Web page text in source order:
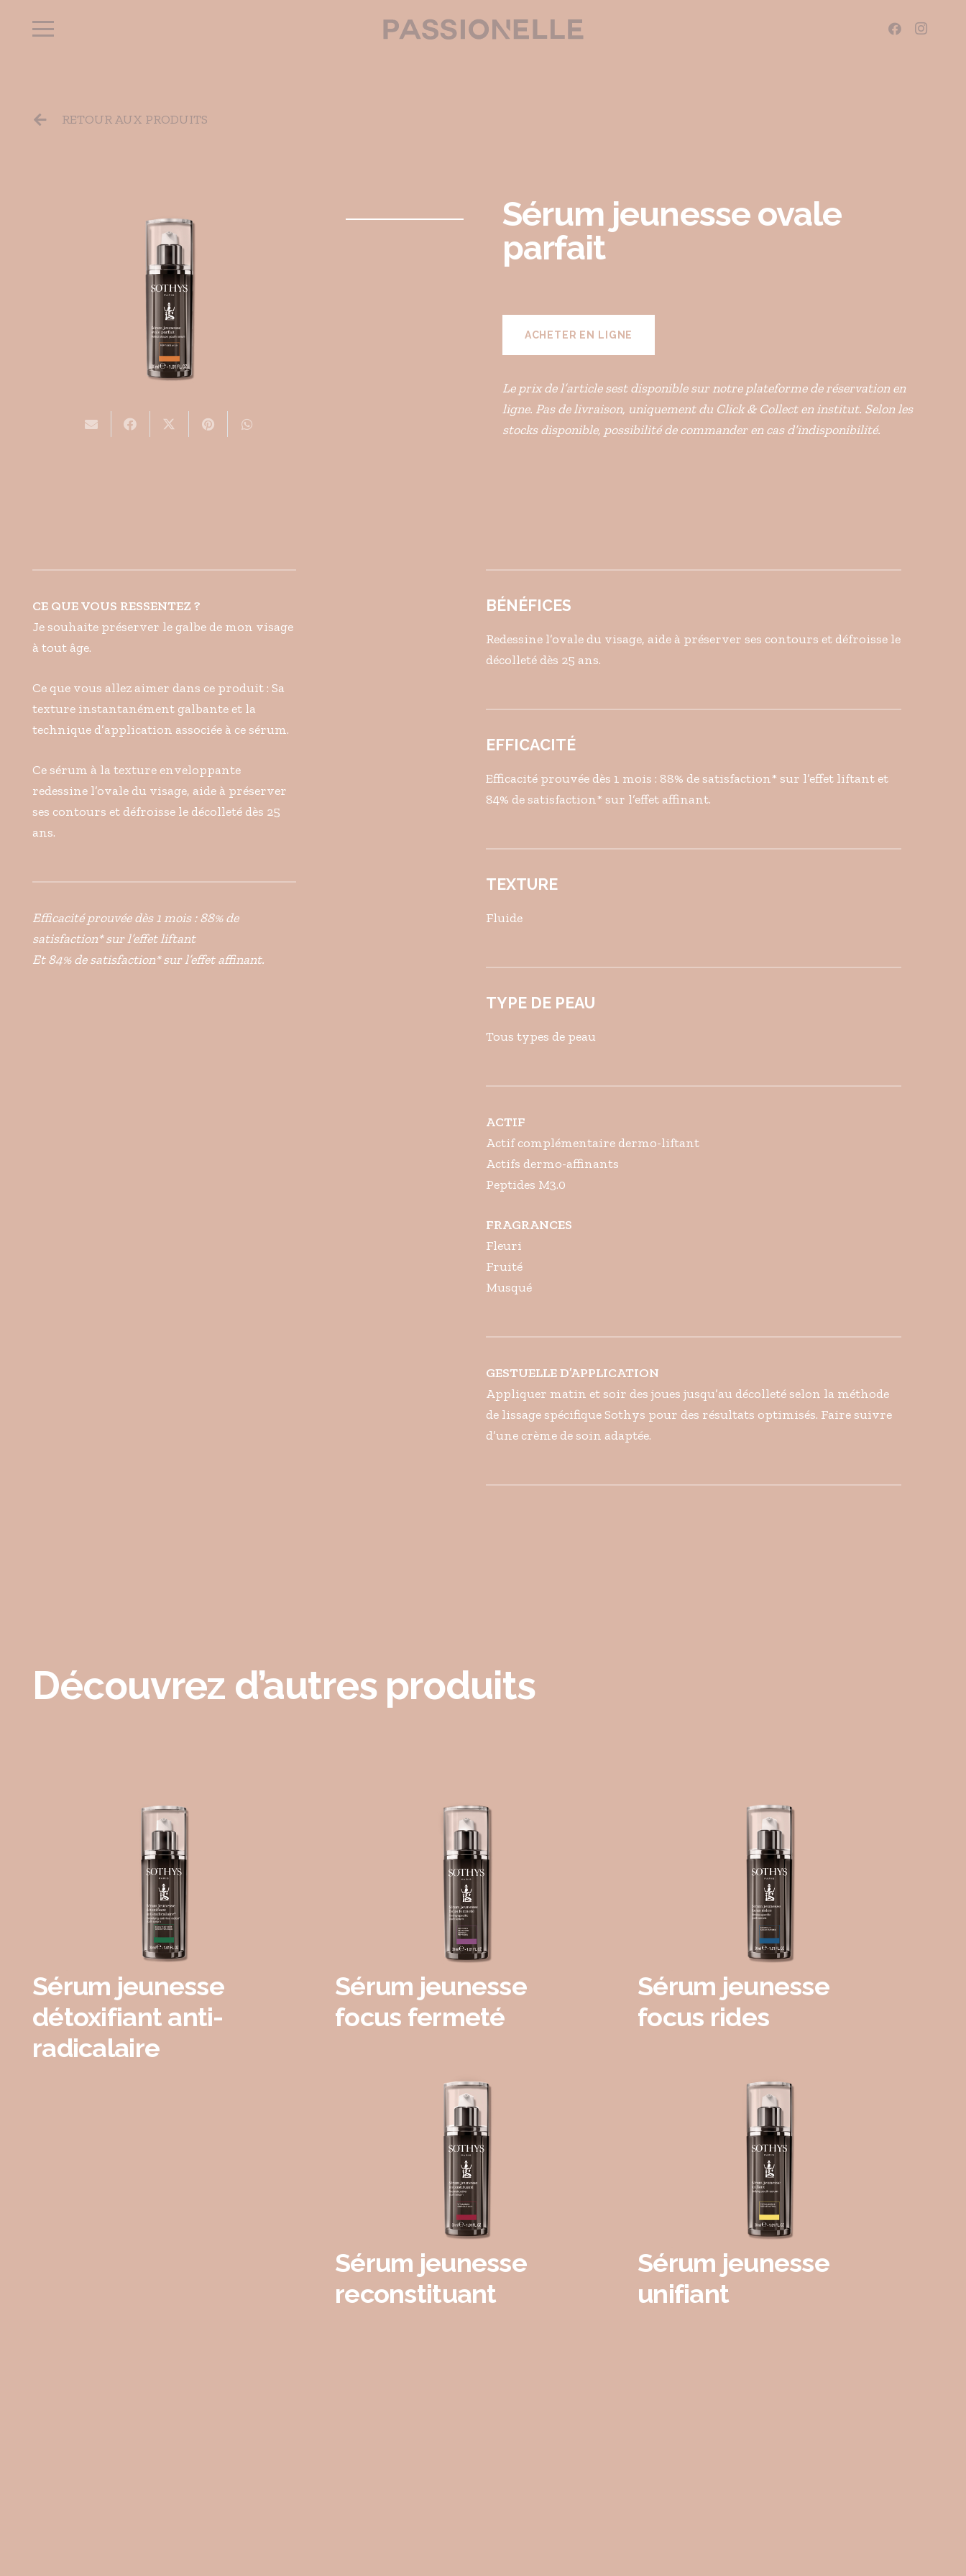
RETOUR AUX PRODUITS
Sérum jeunesse ovale
parfait
ACHETER EN LIGNE
Le prix de l’article sest disponible sur notre plateforme de réservation en
ligne. Pas de livraison, uniquement du Click & Collect en institut. Selon les
stocks disponible, possibilité de commander en cas d’indisponibilité.
CE QUE VOUS RESSENTEZ ?
Je souhaite préserver le galbe de mon visage
à tout âge.
Ce que vous allez aimer dans ce produit : Sa
texture instantanément galbante et la
technique d’application associée à ce sérum.
Ce sérum à la texture enveloppante
redessine l’ovale du visage, aide à préserver
ses contours et défroisse le décolleté dès 25
ans.
Efficacité prouvée dès 1 mois : 88% de
satisfaction* sur l’effet liftant
Et 84% de satisfaction* sur l’effet affinant.
BÉNÉFICES
Redessine l’ovale du visage, aide à préserver ses contours et défroisse le
décolleté dès 25 ans.
EFFICACITÉ
Efficacité prouvée dès 1 mois : 88% de satisfaction* sur l’effet liftant et
84% de satisfaction* sur l’effet affinant.
TEXTURE
Fluide
TYPE DE PEAU
Tous types de peau
ACTIF
Actif complémentaire dermo-liftant
Actifs dermo-affinants
Peptides M3.0
FRAGRANCES
Fleuri
Fruité
Musqué
GESTUELLE D’APPLICATION
Appliquer matin et soir des joues jusqu’au décolleté selon la méthode
de lissage spécifique Sothys pour des résultats optimisés. Faire suivre
d’une crème de soin adaptée.
Découvrez d’autres produits
Sérum jeunesse
détoxifiant anti-
radicalaire
Sérum jeunesse
focus fermeté
Sérum jeunesse
focus rides
Sérum jeunesse
reconstituant
Sérum jeunesse
unifiant